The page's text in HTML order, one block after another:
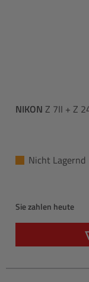
NIKON Z 7II + Z
Nicht Lagernd
Sie zahlen heute